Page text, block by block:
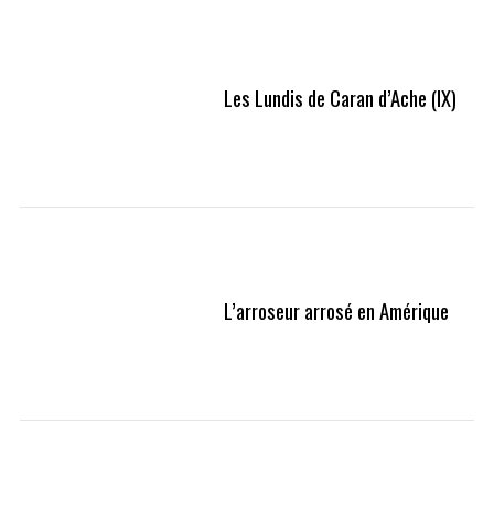
Les Lundis de Caran d’Ache (IX)
L’arroseur arrosé en Amérique